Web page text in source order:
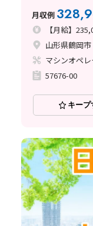
月収例
【月給】
山形県鶴岡市
マシンオペ
57676-00
キープ